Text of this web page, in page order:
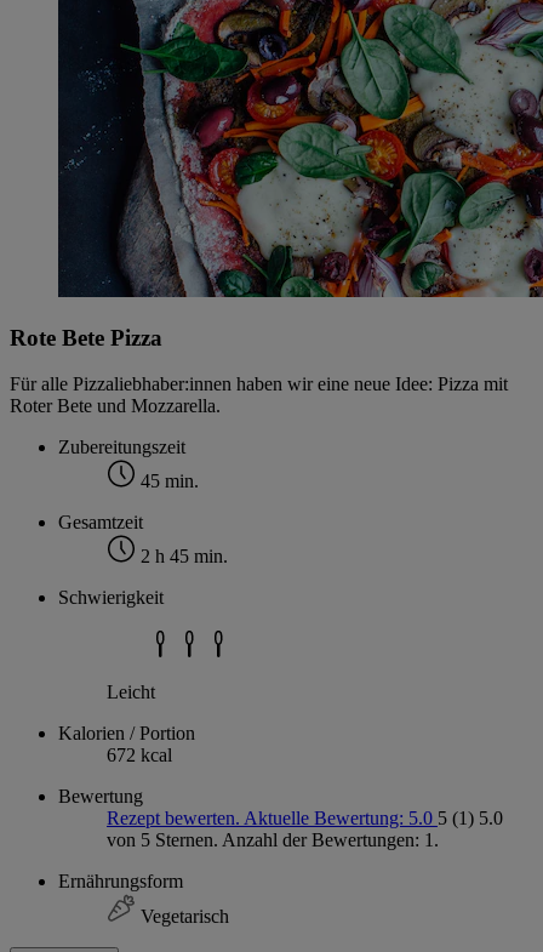
Rote Bete Pizza
Für alle Pizzaliebhaber:innen haben wir eine neue Idee: Pizza mit
Roter Bete und Mozzarella.
Zubereitungszeit
45 min.
Gesamtzeit
2 h 45 min.
Schwierigkeit
Leicht
Kalorien / Portion
672 kcal
Bewertung
Rezept bewerten. Aktuelle Bewertung: 5.0 5 (1) 5.0
von 5 Sternen. Anzahl der Bewertungen: 1.
Ernährungsform
Vegetarisch